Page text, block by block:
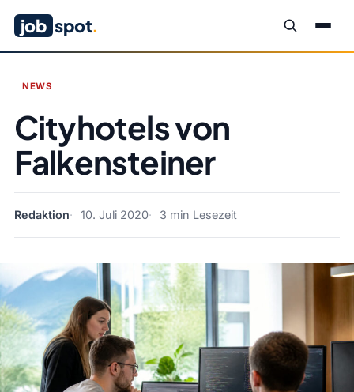
job spot.
NEWS
Cityhotels von
Falkensteiner
Redaktion 10. Juli 2020 3 min Lesezeit